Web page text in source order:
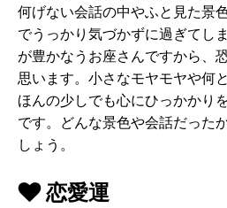
何げない会話の中やふと見た景
でうっかり気づかずに過ぎてし
が豊かなうお座さんですから、
思います。小さなモヤモヤや何
ほんの少しでも心にひっかかり
です。どんな景色や会話だった
しょう。
恋愛運